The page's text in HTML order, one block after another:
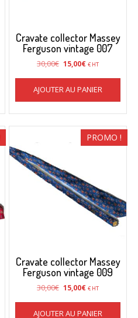
Cravate collector Massey
Ferguson vintage 007
30,00€ Le
était :
30,00€.
15,00€Le
est :
15,00€.
€ HT
AJOUTER AU PANIER
PROMO !
Cravate collector Massey
Ferguson vintage 009
30,00€ Le
15,00€Le
€ HT
AJOUTER AU PANIER